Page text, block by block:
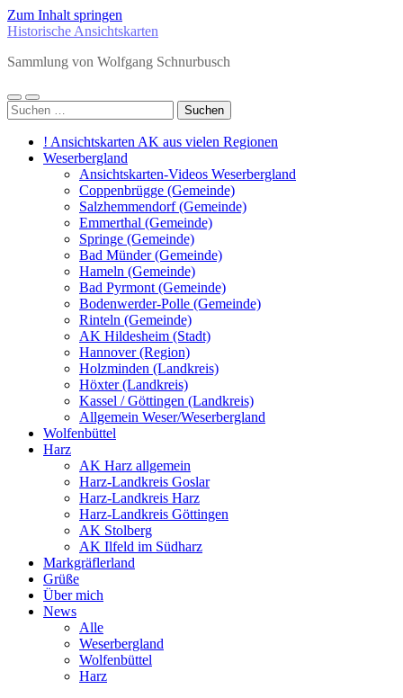
Zum Inhalt springen
Historische Ansichtskarten
Sammlung von Wolfgang Schnurbusch
Mobile-
Menü
Suchfeld
ein-/ausblenden
Suchen
nach:
! Ansichtskarten AK aus vielen Regionen
Weserbergland
Ansichtskarten-Videos Weserbergland
Coppenbrügge (Gemeinde)
Salzhemmendorf (Gemeinde)
Emmerthal (Gemeinde)
Springe (Gemeinde)
Bad Münder (Gemeinde)
Hameln (Gemeinde)
Bad Pyrmont (Gemeinde)
Bodenwerder-Polle (Gemeinde)
Rinteln (Gemeinde)
AK Hildesheim (Stadt)
Hannover (Region)
Holzminden (Landkreis)
Höxter (Landkreis)
Kassel / Göttingen (Landkreis)
Allgemein Weser/Weserbergland
Wolfenbüttel
Harz
AK Harz allgemein
Harz-Landkreis Goslar
Harz-Landkreis Harz
Harz-Landkreis Göttingen
AK Stolberg
AK Ilfeld im Südharz
Markgräflerland
Grüße
Über mich
News
Alle
Weserbergland
Wolfenbüttel
Harz